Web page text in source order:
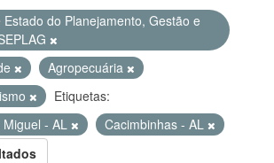
Estado do Planejamento, Gestão e
Agropecuária
Etiquetas:
- AL
Cacimbinhas - AL